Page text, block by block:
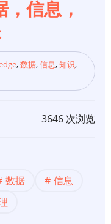
，信息，
,数据,信息,知识,
3646 次浏览
数据
信息